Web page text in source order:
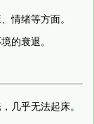
情绪等方面。
的衰退。
几乎无法起床。